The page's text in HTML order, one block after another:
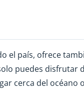
el país, ofrece
puedes disfrutar
cerca del océano